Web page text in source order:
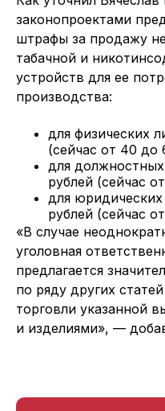
законопроектами
штрафы за продажу
табачной и
устройств для ее
производства:
для физических
(сейчас от 40 до
для
рублей (сейчас
для
рублей (сейчас
«В случае
уголовная
предлагается
по ряду других
торговли указанной
и изделиями», —